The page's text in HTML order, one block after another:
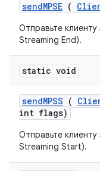
sendMPSE (
Отправьте
Streaming End).
static void
sendMPSS (
int flags)
Отправьте
Streaming Start).